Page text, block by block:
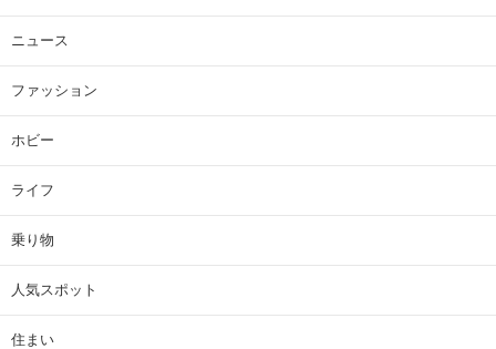
ニュース
ファッション
ホビー
ライフ
乗り物
人気スポット
住まい